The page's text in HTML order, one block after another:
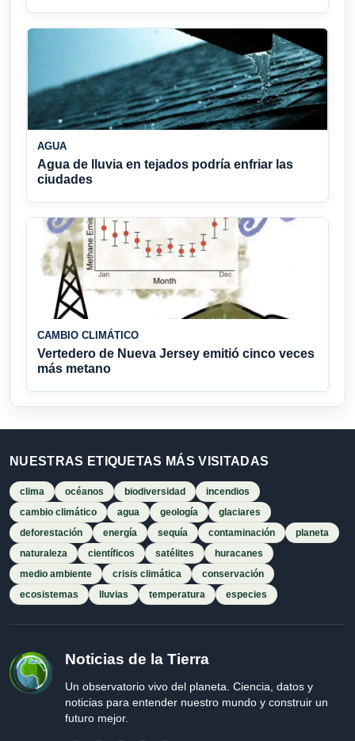
AGUA
Agua de lluvia en tejados podría enfriar las
ciudades
CAMBIO CLIMÁTICO
Vertedero de Nueva Jersey emitió cinco veces
más metano
NUESTRAS ETIQUETAS MÁS VISITADAS
clima océanos biodiversidad
incendios
cambio climático
agua geología
glaciares
deforestación
energía sequía contaminación
planeta
naturaleza
científicos satélites
huracanes
medio ambiente
crisis climática
conservación
ecosistemas
lluvias temperatura especies
Noticias de la Tierra
Un observatorio vivo del planeta. Ciencia, datos y
noticias para entender nuestro mundo y construir un
futuro mejor.